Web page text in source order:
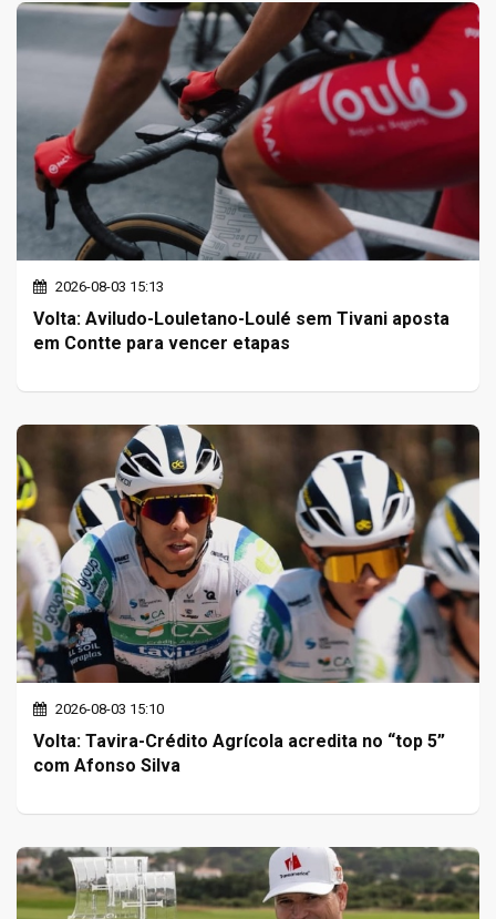
2026-08-03 15:13
Volta: Aviludo-Louletano-Loulé sem Tivani aposta
em Contte para vencer etapas
2026-08-03 15:10
Volta: Tavira-Crédito Agrícola acredita no “top 5”
com Afonso Silva